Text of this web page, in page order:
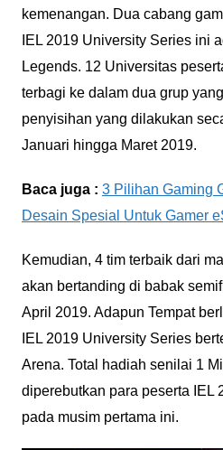
kemenangan. Dua cabang
IEL 2019 University Series ini
Legends. 12 Universitas
terbagi ke dalam dua grup
penyisihan yang dilakukan
Januari hingga Maret 2019.
Baca juga : 3 Pilihan Gaming
Desain Spesial Untuk Gamer
Kemudian, 4 tim terbaik dari
akan bertanding di babak
April 2019. Adapun Tempat
IEL 2019 University Series
Arena. Total hadiah senilai 1
diperebutkan para peserta IEL
pada musim pertama ini.